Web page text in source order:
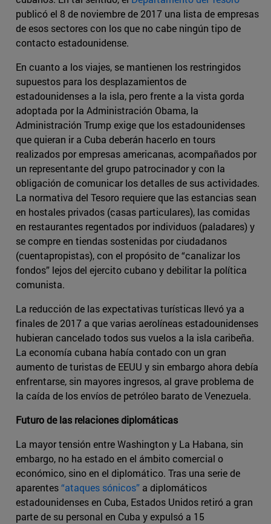
publicó el 8 de noviembre de 2017 una lista de empresas
de esos sectores con los que no cabe ningún tipo de
contacto estadounidense.
En cuanto a los viajes, se mantienen los restringidos
supuestos para los desplazamientos de
estadounidenses a la isla, pero frente a la vista gorda
adoptada por la Administración Obama, la
Administración Trump exige que los estadounidenses
que quieran ir a Cuba deberán hacerlo en tours
realizados por empresas americanas, acompañados por
un representante del grupo patrocinador y con la
obligación de comunicar los detalles de sus actividades.
La normativa del Tesoro requiere que las estancias sean
en hostales privados (casas particulares), las comidas
en restaurantes regentados por individuos (paladares) y
se compre en tiendas sostenidas por ciudadanos
(cuentapropistas), con el propósito de “canalizar los
fondos” lejos del ejercito cubano y debilitar la política
comunista.
La reducción de las expectativas turísticas llevó ya a
finales de 2017 a que varias aerolíneas estadounidenses
hubieran cancelado todos sus vuelos a la isla caribeña.
La economía cubana había contado con un gran
aumento de turistas de EEUU y sin embargo ahora debía
enfrentarse, sin mayores ingresos, al grave problema de
la caída de los envíos de petróleo barato de Venezuela.
Futuro de las relaciones diplomáticas
La mayor tensión entre Washington y La Habana, sin
embargo, no ha estado en el ámbito comercial o
económico, sino en el diplomático. Tras una serie de
aparentes“ataques sónicos” a diplomáticos
estadounidenses en Cuba, Estados Unidos retiró a gran
parte de su personal en Cuba y expulsó a 15